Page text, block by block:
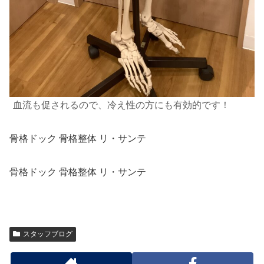
血流も促されるので、冷え性の方にも有効的です！
骨格ドック 骨格整体 リ・サンテ
骨格ドック 骨格整体 リ・サンテ
スタッフブログ